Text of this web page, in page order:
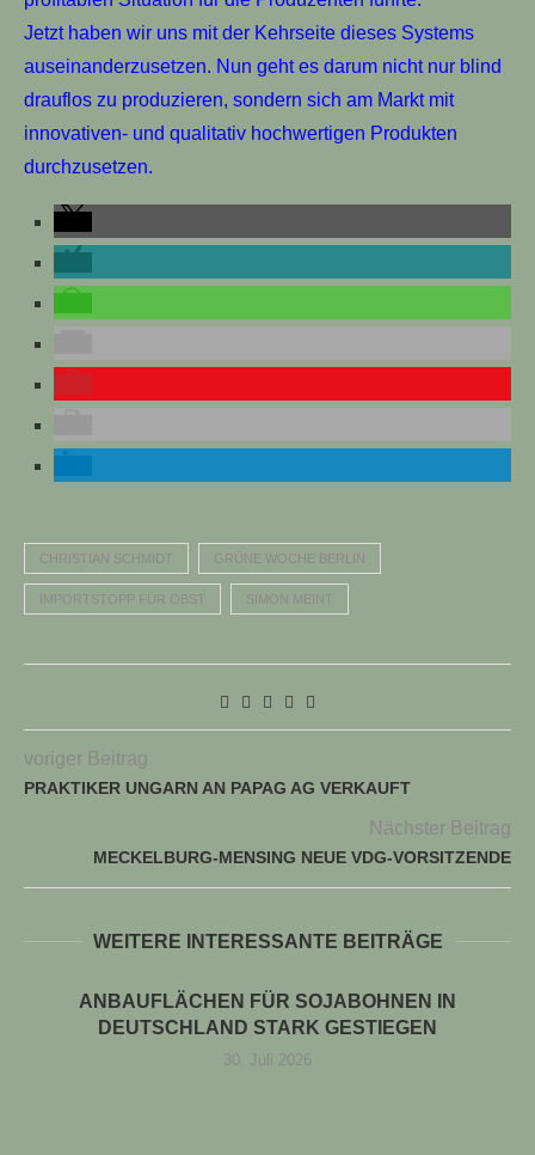
Jetzt haben wir uns mit der Kehrseite dieses Systems
auseinanderzusetzen. Nun geht es darum nicht nur blind
drauflos zu produzieren, sondern sich am Markt mit
innovativen- und qualitativ hochwertigen Produkten
durchzusetzen.
CHRISTIAN SCHMIDT GRÜNE WOCHE BERLIN
IMPORTSTOPP FÜR OBST SIMON MEINT
voriger Beitrag
PRAKTIKER UNGARN AN PAPAG AG VERKAUFT
Nächster Beitrag
MECKELBURG-MENSING NEUE VDG-VORSITZENDE
WEITERE INTERESSANTE BEITRÄGE
ANBAUFLÄCHEN FÜR SOJABOHNEN IN
DEUTSCHLAND STARK GESTIEGEN
30. Juli 2026